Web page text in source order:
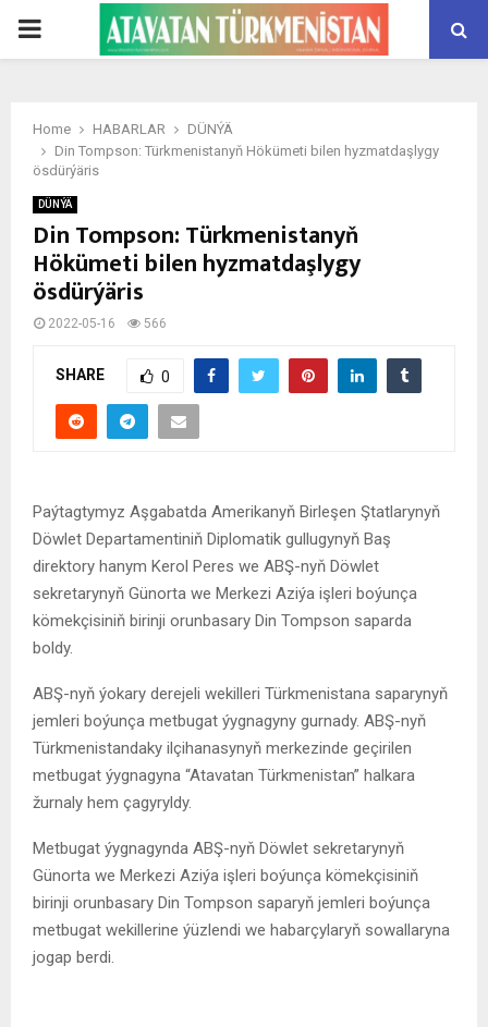
PRIMARY
Home HABARLAR
DÜNÝÄ
Din Tompson: Türkmenistanyň Hökümeti bilen hyzmatdaşlygy
ösdürýäris
DÜNÝÄ
Din Tompson: Türkmenistanyň
Hökümeti bilen hyzmatdaşlygy
ösdürýäris
2022-05-16 566
SHARE 0
Paýtagtymyz Aşgabatda Amerikanyň Birleşen Ştatlarynyň
Döwlet Departamentiniň Diplomatik gullugynyň Baş
direktory hanym Kerol Peres we ABŞ-nyň Döwlet
sekretarynyň Günorta we Merkezi Aziýa işleri boýunça
kömekçisiniň birinji orunbasary Din Tompson saparda
boldy.
ABŞ-nyň ýokary derejeli wekilleri Türkmenistana saparynyň
jemleri boýunça metbugat ýygnagyny gurnady. ABŞ-nyň
Türkmenistandaky ilçihanasynyň merkezinde geçirilen
metbugat ýygnagyna “Atavatan Türkmenistan” halkara
žurnaly hem çagyryldy.
Metbugat ýygnagynda ABŞ-nyň Döwlet sekretarynyň
Günorta we Merkezi Aziýa işleri boýunça kömekçisiniň
birinji orunbasary Din Tompson saparyň jemleri boýunça
metbugat wekillerine ýüzlendi we habarçylaryň sowallaryna
jogap berdi.